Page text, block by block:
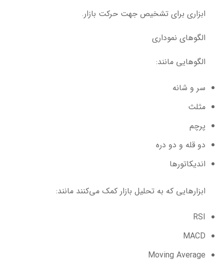
ابزاری برای تشخیص جهت حرکت بازار.
الگوهای نموداری
الگوهایی مانند:
سر و شانه
مثلث
پرچم
دو قله و دو دره
اندیکاتورها
ابزارهایی که به تحلیل بازار کمک می‌کنند مانند:
RSI
MACD
Moving Average